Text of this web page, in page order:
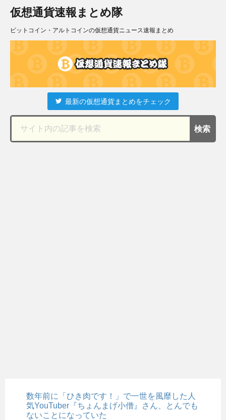
仮想通貨速報まとめ隊
ビットコイン・アルトコインの仮想通貨ニュース速報まとめ
最新の仮想通貨まとめをチェック
数年前に「ひき肉です！」で一世を風靡した人
気YouTuber『ちょんまげ小僧』さん、とんでも
ないことになっていた